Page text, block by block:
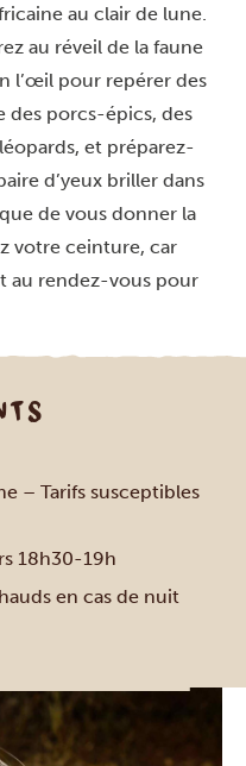
au clair de lune.
au réveil de la faune
l’œil pour repérer des
des porcs-épics, des
et préparez-
d’yeux briller dans
de vous donner la
votre ceinture, car
au rendez-vous pour
– Tarifs susceptibles
18h30-19h
en cas de nuit